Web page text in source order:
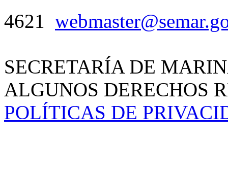
4621
SECRETARÍA DE
ALGUNOS DERECHOS
POLÍTICAS DE